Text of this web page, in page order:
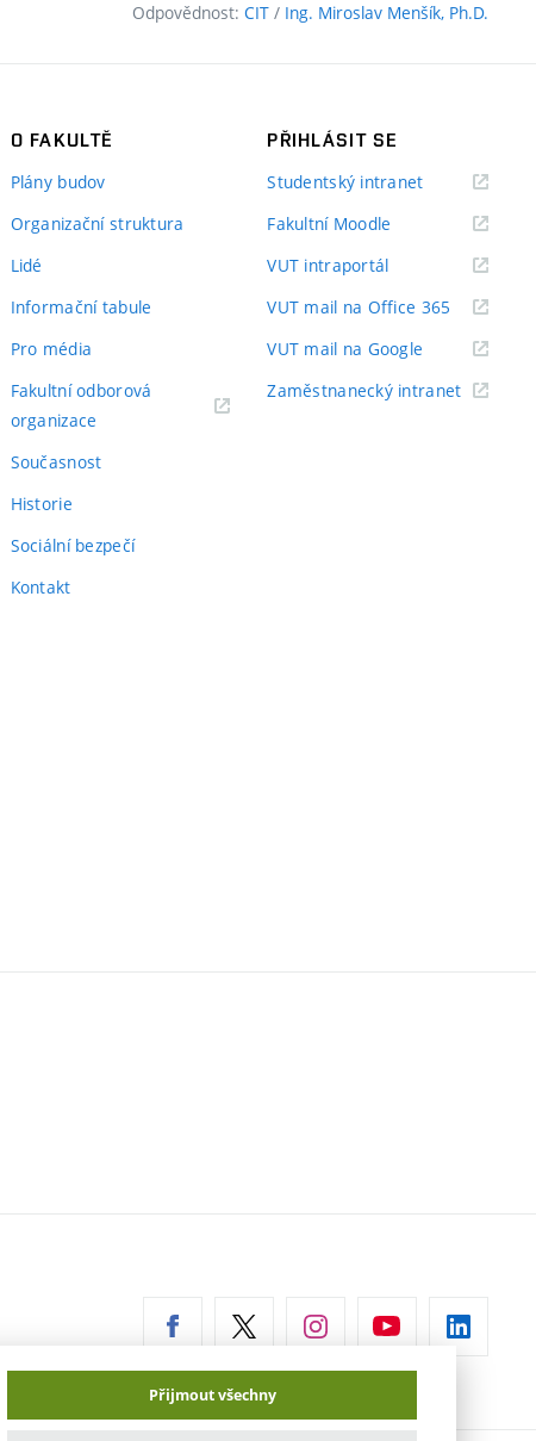
Odpovědnost: CIT / Ing. Miroslav Menšík, Ph.D.
O FAKULTĚ
Plány budov
Organizační struktura
Lidé
Informační tabule
Pro média
Fakultní odborová
organizace
Současnost
Historie
Sociální bezpečí
Kontakt
PŘIHLÁSIT SE
Studentský intranet(externí
Fakultní Moodle
VUT intraportál(externí
VUT mail na Office 365 (externí
odkaz)
VUT mail na Google (externí
Zaměstnanecký intranet(externí
Přijmout všechny